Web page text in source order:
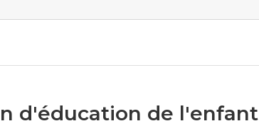
d'éducation de l'enfant